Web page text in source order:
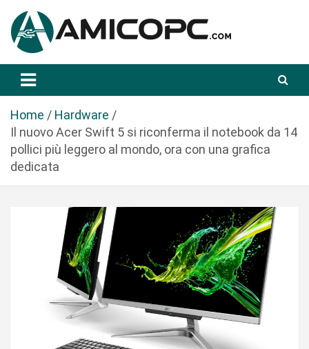
a
Amicopc.com
Home
Hardware
Il nuovo Acer Swift 5 si riconferma il notebook da 14
pollici più leggero al mondo, ora con una grafica
dedicata